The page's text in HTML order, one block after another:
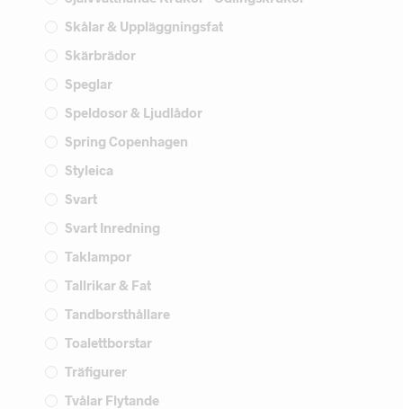
Skålar & Uppläggningsfat
Skärbrädor
Speglar
Speldosor & Ljudlådor
Spring Copenhagen
Styleica
Svart
Svart Inredning
Taklampor
Tallrikar & Fat
Tandborsthållare
Toalettborstar
Träfigurer
Tvålar Flytande